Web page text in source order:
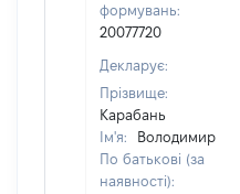
формувань:
20077720
Декларує:
Прізвище:
Карабань
Ім'я:
Володимир
По батькові (за
наявності):